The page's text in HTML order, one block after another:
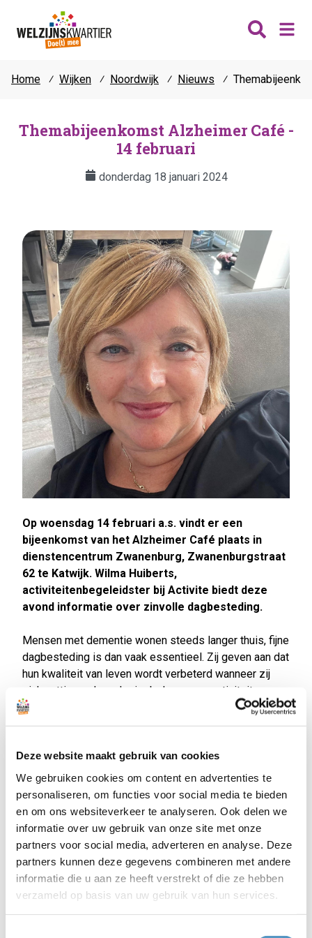
Deze website maakt gebruik van cookies
We gebruiken cookies om content en advertenties te
personaliseren, om functies voor social media te bieden
en om ons websiteverkeer te analyseren. Ook delen we
informatie over uw gebruik van onze site met onze
partners voor social media, adverteren en analyse. Deze
partners kunnen deze gegevens combineren met andere
informatie die u aan ze heeft verstrekt of die ze hebben
verzameld op basis van uw gebruik van hun services.
Noordwijk
Teylingen
Vrijwilligers
Fit & vitaal
Mantelzorg
Verhuur
Contact
Home ⁄ Wijken ⁄ Noordwijk ⁄ Nieuws ⁄
Themabijeenkomst Alzheimer Café -
14 februari
donderdag 18 januari 2024
Op woensdag 14 februari a.s. vindt er een
bijeenkomst van het Alzheimer Café plaats in
dienstencentrum Zwanenburg, Zwanenburgstraat
62 te Katwijk. Wilma Huiberts,
activiteitenbegeleidster bij Activite biedt deze
avond informatie over zinvolle dagbesteding.
Mensen met dementie wonen steeds langer thuis, fijne
dagbesteding is dan vaak essentieel. Zij geven aan dat
hun kwaliteit van leven wordt verbeterd wanneer zij
zich nuttig voelen, plezier beleven aan activiteiten en
sociale contacten. Dat is niet alleen voor mensen met
dementie van belang. Mensen die vanaf het begin
meedoen en stellen het moment dat er extra zorg
nodig is uit. Dit betekent dat het aantal zorgarme jaren
wordt vergroot. Wilma neemt u mee hoe zinvolle
dagbesteding eruitziet en welk positief effect dit kan
hebben. Inloop vanaf 19.00 uur. Start programma 19.30
uur. De bijeenkomst eindigt tussen 21.15 uur en 21.30
uur. Aanmelden is niet nodig en de toegang is gratis.
Alzheimer Café Katwijk is een ontmoetingspunt voor